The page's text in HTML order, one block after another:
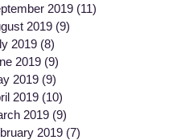
2019 (11)
2019 (9)
2019 (8)
2019 (9)
2019 (9)
2019 (10)
2019 (9)
2019 (7)